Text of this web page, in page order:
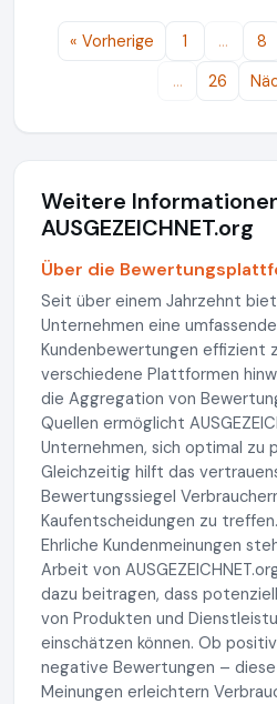
« Vorherige 1 … 8
…
26
Weitere
AUSGEZEICHNET.org
Über die
Seit über einem Jahrzehnt
Unternehmen eine
Kundenbewertungen effizient
verschiedene Plattformen
die Aggregation von
Quellen ermöglicht
Unternehmen, sich optimal zu
Gleichzeitig hilft das
Bewertungssiegel
Kaufentscheidungen zu treffen.
Ehrliche Kundenmeinungen
Arbeit von
dazu beitragen, dass
von Produkten und
einschätzen können. Ob
negative Bewertungen –
Meinungen erleichtern